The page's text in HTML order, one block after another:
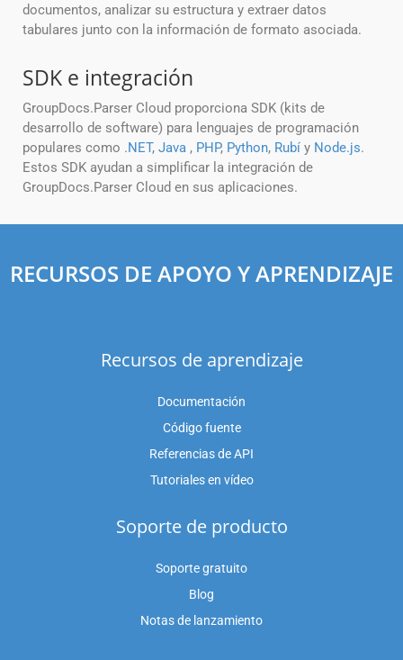
documentos, analizar su estructura y extraer datos
tabulares junto con la información de formato asociada.
SDK e integración
GroupDocs.Parser Cloud proporciona SDK (kits de
desarrollo de software) para lenguajes de programación
populares como .NET, Java , PHP, Python, Rubí y Node.js.
Estos SDK ayudan a simplificar la integración de
GroupDocs.Parser Cloud en sus aplicaciones.
RECURSOS DE APOYO Y APRENDIZAJE
Recursos de aprendizaje
Documentación
Código fuente
Referencias de API
Tutoriales en vídeo
Soporte de producto
Soporte gratuito
Blog
Notas de lanzamiento